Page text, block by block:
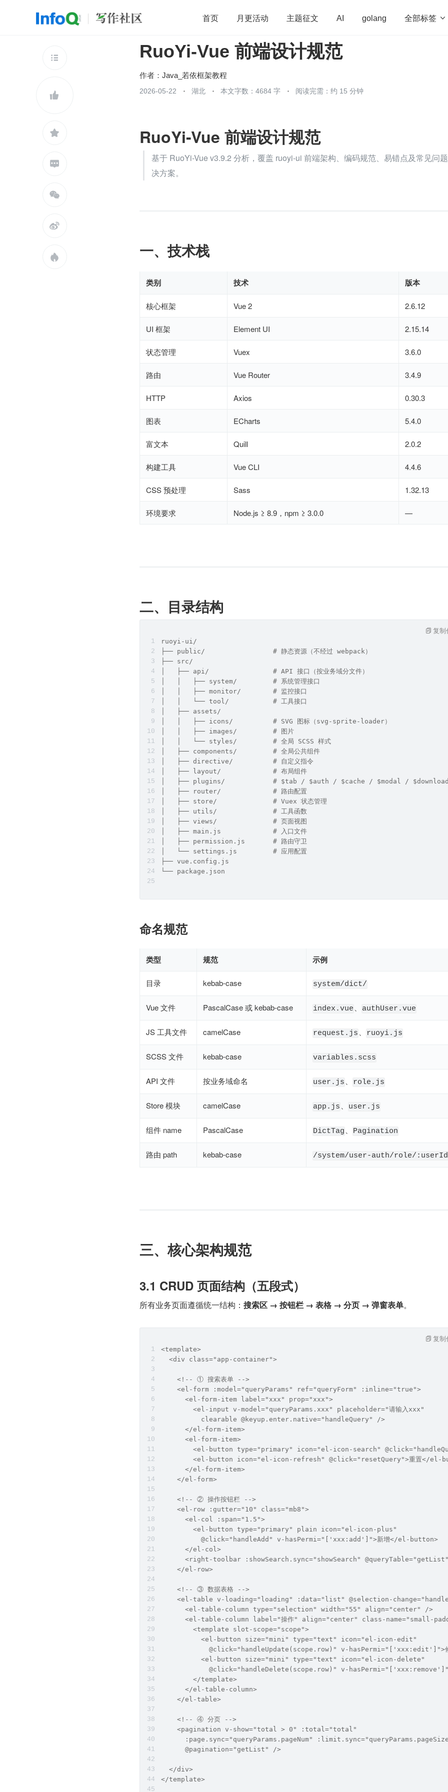
首页 月更活动 主题征文 AI golang 全部标签 
开源 架构 OpenHarmony 算法 学习方法
团队管理
查看更多







RuoYi-Vue 前端设计规范
作者： Java_若依框架教程
2026-05-22 湖北 本文字数：4684 字 阅读完需：约 15 分钟
RuoYi-Vue 前端设计规范
基于 RuoYi-Vue v3.9.2 分析，覆盖 ruoyi-ui 前端架构、编码规范、易错点及常见问
决方案。
一、技术栈
类别 技术 版本
核心框架 Vue 2 2.6.12
UI 框架 Element UI 2.15.14
状态管理 Vuex 3.6.0
路由 Vue Router 3.4.9
HTTP Axios 0.30.3
图表 ECharts 5.4.0
富文本 Quill 2.0.2
构建工具 Vue CLI 4.4.6
CSS 预处理 Sass 1.32.13
环境要求 Node.js ≥ 8.9，npm ≥ 3.0.0 —
二、目录结构
ruoyi-ui/
├── public/                 # 静态资源（不经过 webpack）
├── src/
│   ├── api/                # API 接口（按业务域分文件）
│   │   ├── system/         # 系统管理接口
│   │   ├── monitor/        # 监控接口
│   │   └── tool/           # 工具接口
│   ├── assets/
│   │   ├── icons/          # SVG 图标（svg-sprite-loader）
│   │   ├── images/         # 图片
│   │   └── styles/         # 全局 SCSS 样式
│   ├── components/         # 全局公共组件
│   ├── directive/          # 自定义指令
│   ├── layout/             # 布局组件
│   ├── plugins/            # $tab / $auth / $cache / $modal /
│   ├── router/             # 路由配置
│   ├── store/              # Vuex 状态管理
│   ├── utils/              # 工具函数
│   ├── views/              # 页面视图
│   ├── main.js             # 入口文件
│   ├── permission.js       # 路由守卫
│   └── settings.js         # 应用配置
├── vue.config.js
└── package.json
复制
命名规范
类型 规范 示例
目录 kebab-case system/dict/
Vue 文件 PascalCase 或 kebab-case index.vue authUser.vue
JS 工具文件 camelCase request.js ruoyi.js
SCSS 文件 kebab-case variables.scss
API 文件 按业务域命名 user.js role.js
Store 模块 camelCase app.js user.js
组件 name PascalCase DictTag Pagination
路由 path kebab-case /system/user-auth/role/:userId
三、核心架构规范
3.1 CRUD 页面结构（五段式）
所有业务页面遵循统一结构： 搜索区 → 按钮栏 → 表格 → 分页 → 弹窗表单。
<template>
  <div class="app-container">
    <!-- ① 搜索表单 -->
    <el-form :model="queryParams" ref="queryForm" :inline="true">
      <el-form-item label="xxx" prop="xxx">
        <el-input v-model="queryParams.xxx" placeholder="请输入xxx"
          clearable @keyup.enter.native="handleQuery" />
      </el-form-item>
      <el-form-item>
<el-button type="primary" icon="el-icon-search"
<el-button icon="el-icon-refresh" @click="resetQuery">重置</el-
      </el-form-item>
    </el-form>
    <!-- ② 操作按钮栏 -->
    <el-row :gutter="10" class="mb8">
      <el-col :span="1.5">
        <el-button type="primary" plain icon="el-icon-plus"
          @click="handleAdd" v-hasPermi="['xxx:add']">新增</el-button>
      </el-col>
<right-toolbar :showSearch.sync="showSearch"
    </el-row>
    <!-- ③ 数据表格 -->
<el-table v-loading="loading" :data="list" @selection-
      <el-table-column type="selection" width="55" align="center" />
<el-table-column label="操作" align="center" class-name="small-
        <template slot-scope="scope">
          <el-button size="mini" type="text" icon="el-icon-edit"
@click="handleUpdate(scope.row)" v-hasPermi="['xxx:edit']">
          <el-button size="mini" type="text" icon="el-icon-delete"
@click="handleDelete(scope.row)" v-
        </template>
      </el-table-column>
    </el-table>
    <!-- ④ 分页 -->
    <pagination v-show="total > 0" :total="total"
:page.sync="queryParams.pageNum"
      @pagination="getList" />
  </div>
</template>
复制